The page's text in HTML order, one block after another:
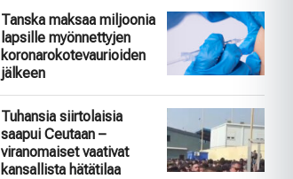
Tanska maksaa miljoonia
lapsille myönnettyjen
koronarokotevaurioiden
jälkeen
Tuhansia siirtolaisia
saapui Ceutaan –
viranomaiset vaativat
kansallista hätätilaa